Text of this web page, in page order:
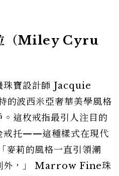
拉（Miley Cyru
珠寶設計師 Jacquie
波西米亞奢華美學風格
這枚戒指最引人注目的
戒托——這種樣式在現代
麥莉的風格一直引領潮
外，」 Marrow Fine珠